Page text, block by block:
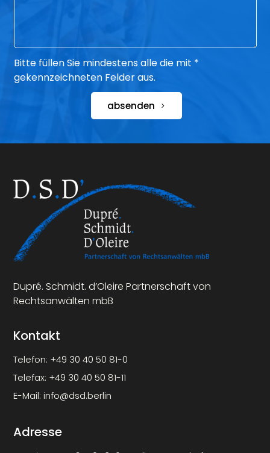
Bitte füllen Sie mindestens alle die mit *
gekennzeichneten Felder aus.
absenden
Dupré. Schmidt. d’Oleire Partnerschaft von
Rechtsanwälten mbB
Kontakt
Telefon: +49 30 40 50 81-0
Telefax: +49 30 40 50 81-11
E-Mail:info@dsd.berlin
Adresse